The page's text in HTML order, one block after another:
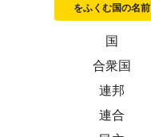
をふくむ国の名前
国
合衆国
連邦
連合